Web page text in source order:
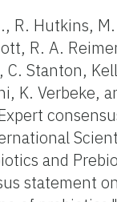
R. Hutkins,
R. A.
C. Stanton,
K. Verbeke,
and
statement